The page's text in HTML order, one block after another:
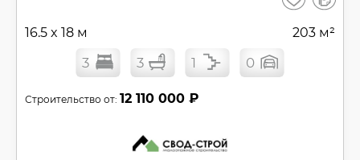
16.5 x 18 м 203 м²
3 3 1 0
Строительство от: 12 110 000 ₽